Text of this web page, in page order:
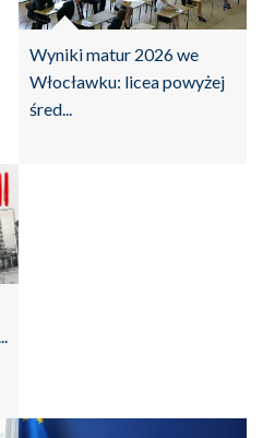
Wyniki matur 2026 we
Włocławku: licea powyżej
śred...